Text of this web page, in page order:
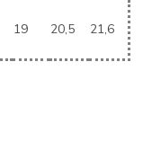
19 20,5 21,6